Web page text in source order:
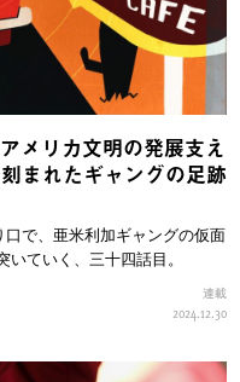
メリカ文明の発展支え
まれたギャングの足跡
口で、亜米利加ギャングの仮面
ていく、三十四話目。
連載
2024.12.30